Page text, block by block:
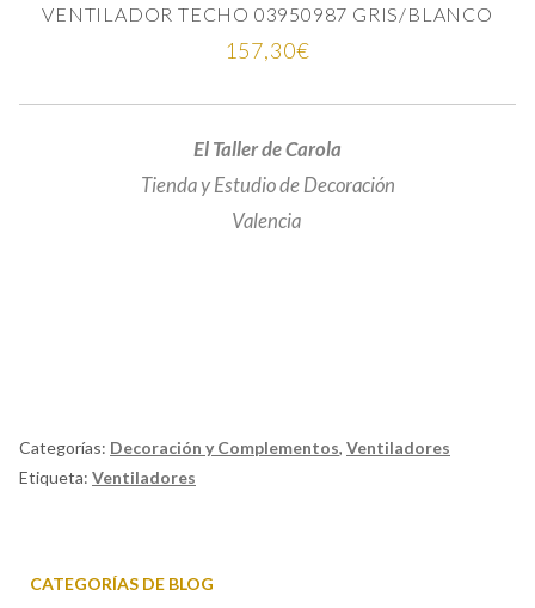
VENTILADOR TECHO 03950987 GRIS/BLANCO
157,30€
El Taller de Carola
Tienda y Estudio de Decoración
Valencia
Categorías: Decoración y Complementos, Ventiladores
Etiqueta: Ventiladores
CATEGORÍAS DE BLOG